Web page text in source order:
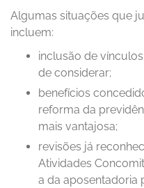
Algumas situações que
incluem:
inclusão de
de considerar;
benefícios
reforma da
mais vantajosa;
revisões já
Atividades
a da aposentadoria